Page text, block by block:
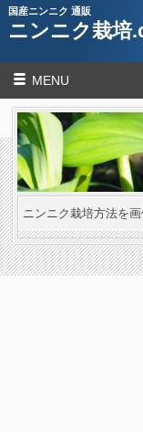
国産ニンニク 通販
ニンニク栽培
MENU
ニンニク栽培方法を